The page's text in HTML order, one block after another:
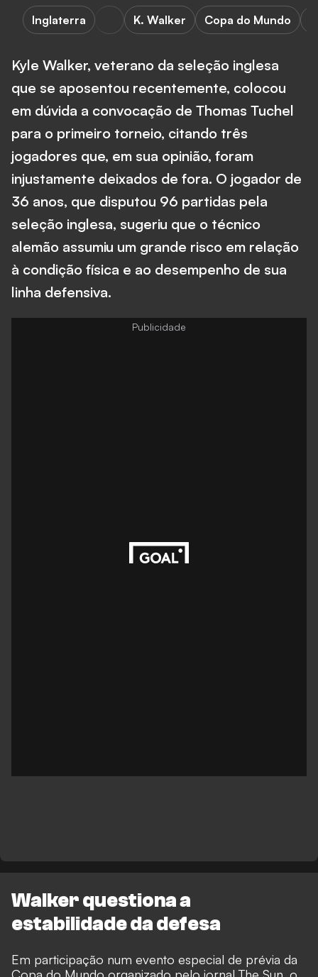
Inglaterra K. Walker Copa do Mundo
Kyle Walker, veterano da seleção inglesa
que se aposentou recentemente, colocou
em dúvida a convocação de Thomas Tuchel
para o primeiro torneio, citando três
jogadores que, em sua opinião, foram
injustamente deixados de fora. O jogador de
36 anos, que disputou 96 partidas pela
seleção inglesa, sugeriu que o técnico
alemão assumiu um grande risco em relação
à condição física e ao desempenho de sua
linha defensiva.
Walker questiona a
estabilidade da defesa
Em participação num evento especial de prévia da